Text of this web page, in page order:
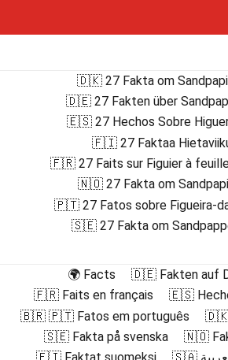
🇩🇰 27 Fakta om
🇩🇪 27 Fakten über
🇪🇸 27 Hechos Sobre
🇫🇮 27 Faktaa
🇫🇷 27 Faits sur Figuier à
🇳🇴 27 Fakta om
🇵🇹 27 Fatos sobre Figueira-
🇸🇪 27 Fakta om
🌍 Facts
🇩🇪 Fakten auf
🇫🇷 Faits en français
🇪🇸
🇧🇷 🇵🇹 Fatos em português
🇩🇰
🇸🇪 Fakta på svenska
🇳🇴